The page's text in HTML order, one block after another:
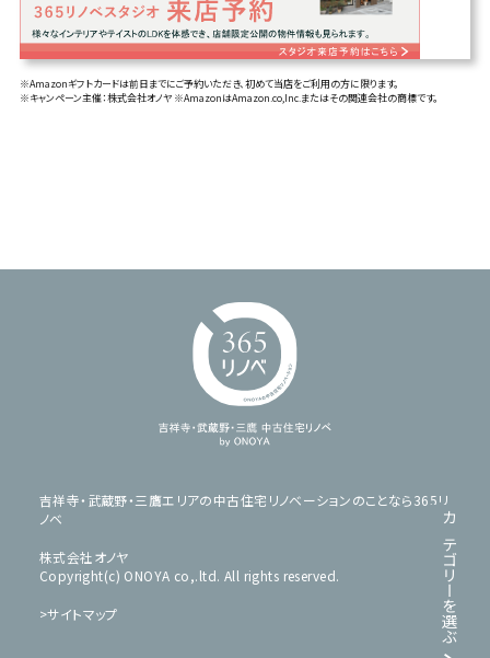
カテゴリーを
選ぶ
※Amazonギフトカードは前日までにご予約いただき、初めて当店をご利用の方に限ります。
※キャンペーン主催：株式会社オノヤ ※AmazonはAmazon.co,Inc.またはその関連会社の商標です。
吉祥寺・武蔵野・三鷹エリアの中古住宅リノベーションのことなら365リ
ノベ
株式会社オノヤ
Copyright(c) ONOYA co,.ltd. All rights reserved.
サイトマップ